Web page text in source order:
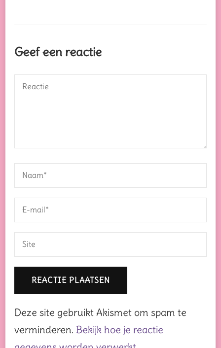
Geef een reactie
Deze site gebruikt Akismet om spam te
verminderen. Bekijk hoe je reactie